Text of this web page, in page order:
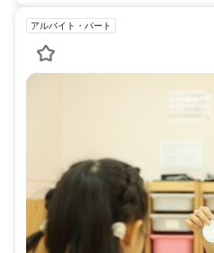
アルバイト・パート